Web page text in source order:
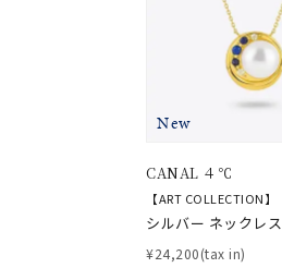
New
CANAL ４℃
【ART COLLECTION】
シルバー ネックレス
¥24,200(tax in)